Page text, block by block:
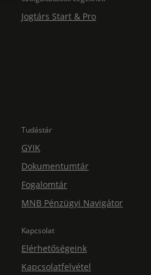
Jogtárs Start & Pro
Tudástár
GYIK
Dokumentumtár
Fogalomtár
MNB Pénzügyi Navigátor
Kapcsolat
Elérhetőségeink
Kapcsolatfelvétel